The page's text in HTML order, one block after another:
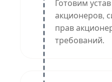
Готовим
акционеров,
прав
требований.